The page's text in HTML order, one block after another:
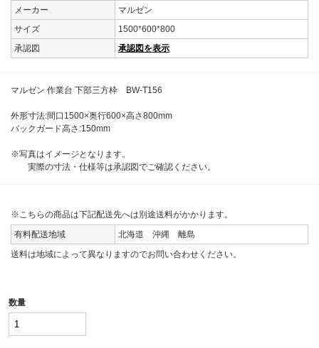
メーカー
マルゼン
サイズ
1500*600*800
承認図
承認図を表示
マルゼン 作業台 下部三方枠 BW-T156
外形寸法:間口1500×奥行600×高さ800mm
バックガード高さ:150mm
※写真はイメージとなります。
実際の寸法・仕様等は承認図でご確認ください。
※こちらの商品は下記配送先へは別途送料がかかります。
有料配送地域
北海道 沖縄 離島
送料は地域によって異なりますのでお問い合わせください。
数量